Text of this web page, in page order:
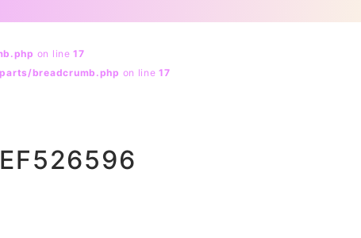
on line17
breadcrumb.php on line17